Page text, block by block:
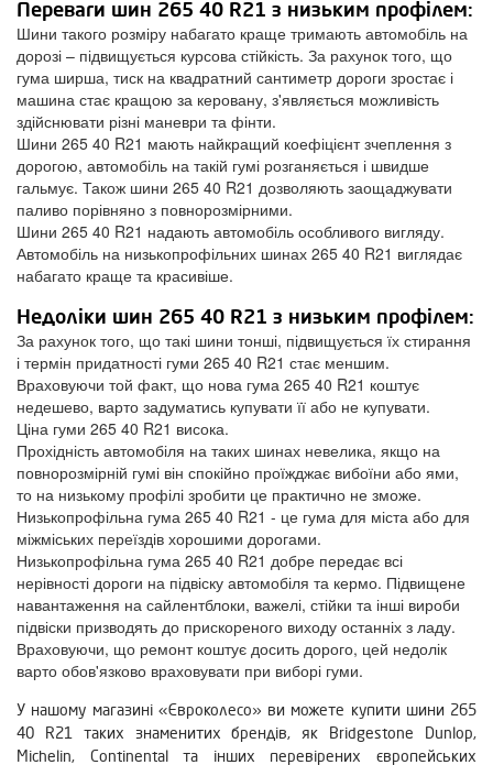
Переваги шин 265 40 R21 з низьким профілем:
Шини такого розміру набагато краще тримають автомобіль на
дорозі – підвищується курсова стійкість. За рахунок того, що
гума ширша, тиск на квадратний сантиметр дороги зростає і
машина стає кращою за керовану, з'являється можливість
здійснювати різні маневри та фінти.
Шини 265 40 R21 мають найкращий коефіцієнт зчеплення з
дорогою, автомобіль на такій гумі розганяється і швидше
гальмує. Також шини 265 40 R21 дозволяють заощаджувати
паливо порівняно з повнорозмірними.
Шини 265 40 R21 надають автомобіль особливого вигляду.
Автомобіль на низькопрофільних шинах 265 40 R21 виглядає
набагато краще та красивіше.
Недоліки шин 265 40 R21 з низьким профілем:
За рахунок того, що такі шини тонші, підвищується їх стирання
і термін придатності гуми 265 40 R21 стає меншим.
Враховуючи той факт, що нова гума 265 40 R21 коштує
недешево, варто задуматись купувати її або не купувати.
Ціна гуми 265 40 R21 висока.
Прохідність автомобіля на таких шинах невелика, якщо на
повнорозмірній гумі він спокійно проїжджає вибоїни або ями,
то на низькому профілі зробити це практично не зможе.
Низькопрофільна гума 265 40 R21 - це гума для міста або для
міжміських переїздів хорошими дорогами.
Низькопрофільна гума 265 40 R21 добре передає всі
нерівності дороги на підвіску автомобіля та кермо. Підвищене
навантаження на сайлентблоки, важелі, стійки та інші вироби
підвіски призводять до прискореного виходу останніх з ладу.
Враховуючи, що ремонт коштує досить дорого, цей недолік
варто обов'язково враховувати при виборі гуми.
У нашому магазині «Євроколесо» ви можете купити шини 265
40 R21 таких знаменитих брендів, як Bridgestone Dunlop,
Michelin, Continental та інших перевірених європейських